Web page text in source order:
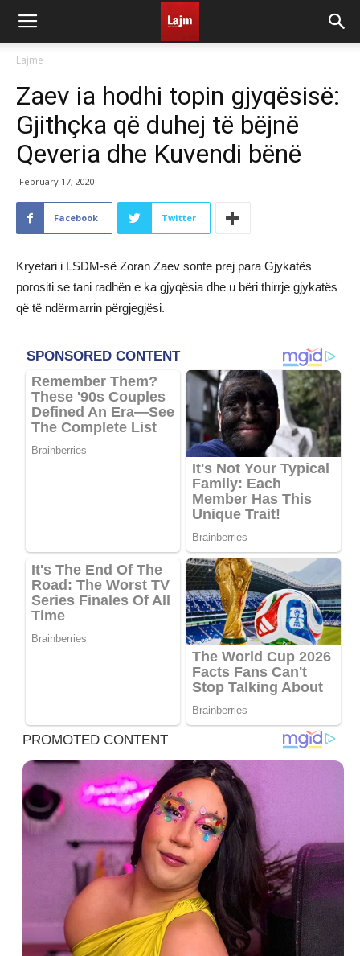
Lajme
Zaev ia hodhi topin gjyqësisë:
Gjithçka që duhej të bëjnë
Qeveria dhe Kuvendi bënë
February 17, 2020
Facebook Twitter
Kryetari i LSDM-së Zoran Zaev sonte prej para Gjykatës
porositi se tani radhën e ka gjyqësia dhe u bëri thirrje gjykatës
që të ndërmarrin përgjegjësi.